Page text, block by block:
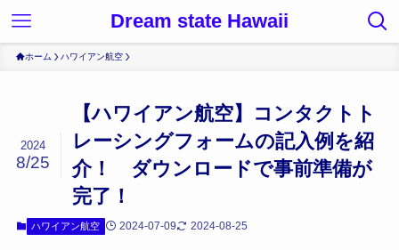
Dream state Hawaii
ホーム ハワイアン航空
【ハワイアン航空】コンタクトト
レーシングフォームの記入例を紹
介！ ダウンロードで事前準備が
完了！
2024
8/25
ハワイアン航空 2024-07-09 2024-08-25